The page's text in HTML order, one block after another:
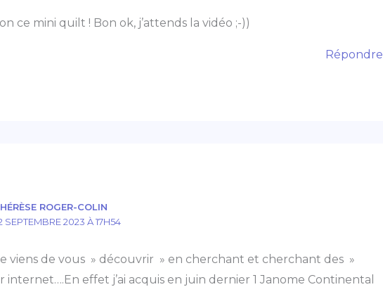
ce mini quilt ! Bon ok, j’attends la vidéo ;-))
Répondre
ROGER-COLIN
SEPTEMBRE 2023 À 17H54
viens de vous » découvrir » en cherchant et cherchant des »
internet….En effet j’ai acquis en juin dernier 1 Janome Continental